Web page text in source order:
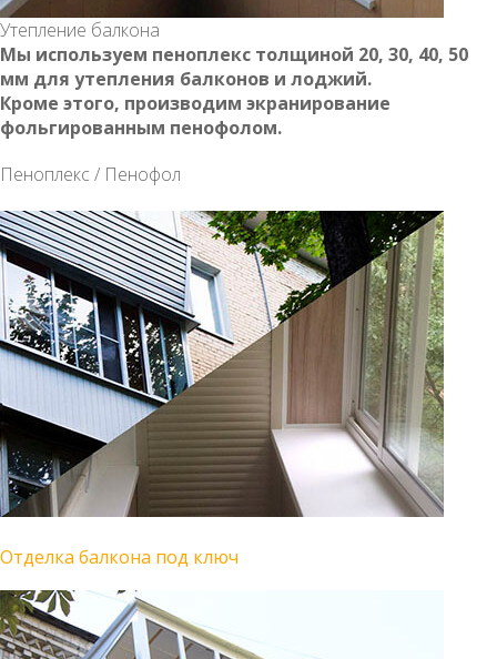
Утепление балкона
Мы используем пеноплекс толщиной 20, 30, 40, 50
мм для утепления балконов и лоджий.
Кроме этого, производим экранирование
фольгированным пенофолом.
Пеноплекс / Пенофол
Отделка балкона под ключ